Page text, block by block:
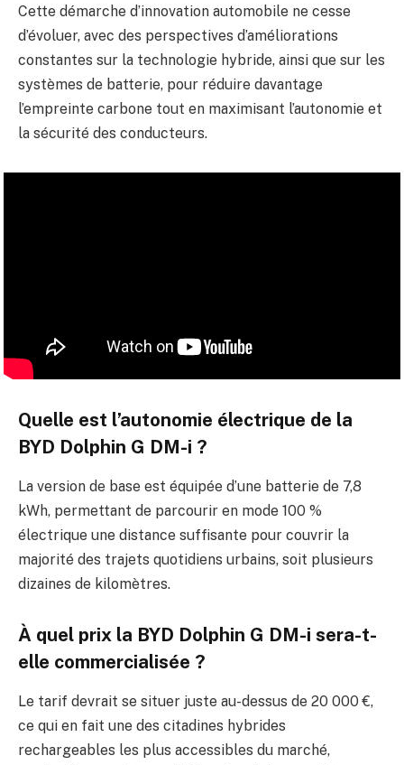
Cette démarche d’innovation automobile ne cesse
d’évoluer, avec des perspectives d’améliorations
constantes sur la technologie hybride, ainsi que sur les
systèmes de batterie, pour réduire davantage
l’empreinte carbone tout en maximisant l’autonomie et
la sécurité des conducteurs.
Quelle est l’autonomie électrique de la
BYD Dolphin G DM-i ?
La version de base est équipée d’une batterie de 7,8
kWh, permettant de parcourir en mode 100 %
électrique une distance suffisante pour couvrir la
majorité des trajets quotidiens urbains, soit plusieurs
dizaines de kilomètres.
À quel prix la BYD Dolphin G DM-i sera-t-
elle commercialisée ?
Le tarif devrait se situer juste au-dessus de 20 000 €,
ce qui en fait une des citadines hybrides
rechargeables les plus accessibles du marché,